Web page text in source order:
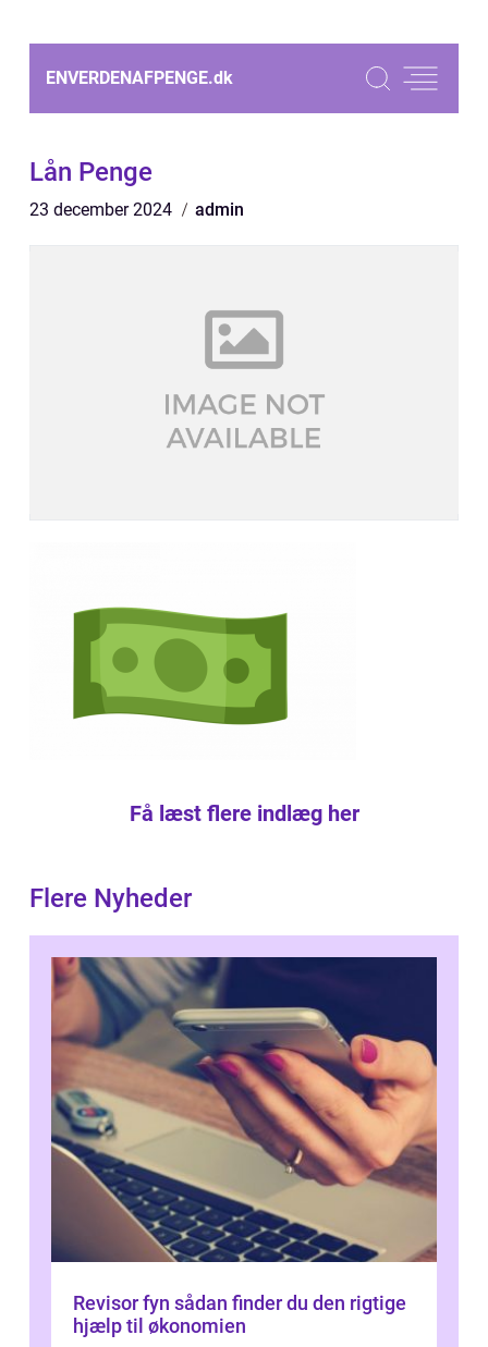
ENVERDENAFPENGE.dk
Lån Penge
23 december 2024 admin
Få læst flere indlæg her
Flere Nyheder
Revisor fyn sådan finder du den rigtige
hjælp til økonomien